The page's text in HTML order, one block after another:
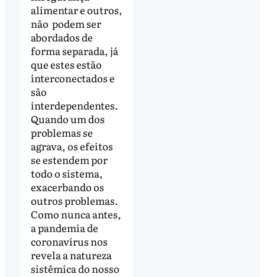
alimentar e outros,
não podem ser
abordados de
forma separada, já
que estes estão
interconectados e
são
interdependentes.
Quando um dos
problemas se
agrava, os efeitos
se estendem por
todo o sistema,
exacerbando os
outros problemas.
Como nunca antes,
a pandemia de
coronavírus nos
revela a natureza
sistêmica do nosso